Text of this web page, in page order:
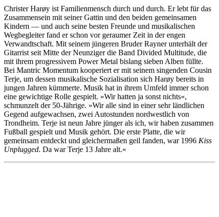
Christer Harøy ist Familienmensch durch und durch. Er lebt für das
Zusammensein mit seiner Gattin und den beiden gemeinsamen
Kindern — und auch seine besten Freunde und musikalischen
Wegbegleiter fand er schon vor geraumer Zeit in der engen
Verwandtschaft. Mit seinem jüngeren Bruder Rayner unterhält der
Gitarrist seit Mitte der Neunziger die Band Divided Multitude, die
mit ihrem progressivem Power Metal bislang sieben Alben füllte.
Bei Mantric Momentum kooperiert er mit seinem singenden Cousin
Terje, um dessen musikalische Sozialisation sich Harøy bereits in
jungen Jahren kümmerte. Musik hat in ihrem Umfeld immer schon
eine gewichtige Rolle gespielt. »Wir hatten ja sonst nichts«,
schmunzelt der 50-Jährige. »Wir alle sind in einer sehr ländlichen
Gegend aufgewachsen, zwei Autostunden nordwestlich von
Trondheim. Terje ist neun Jahre jünger als ich, wir haben zusammen
Fußball gespielt und Musik gehört. Die erste Platte, die wir
gemeinsam entdeckt und gleichermaßen geil fanden, war 1996 Kiss
Unplugged. Da war Terje 13 Jahre alt.«